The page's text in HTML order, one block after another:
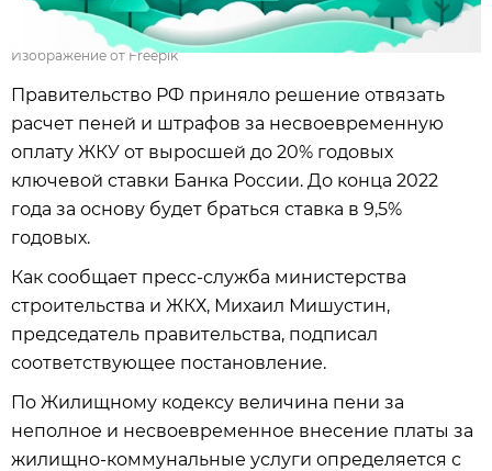
Изображение от Freepik
Правительство РФ приняло решение отвязать
расчет пеней и штрафов за несвоевременную
оплату ЖКУ от выросшей до 20% годовых
ключевой ставки Банка России. До конца 2022
года за основу будет браться ставка в 9,5%
годовых.
Как сообщает пресс-служба министерства
строительства и ЖКХ, Михаил Мишустин,
председатель правительства, подписал
соответствующее постановление.
По Жилищному кодексу величина пени за
неполное и несвоевременное внесение платы за
жилищно-коммунальные услуги определяется с